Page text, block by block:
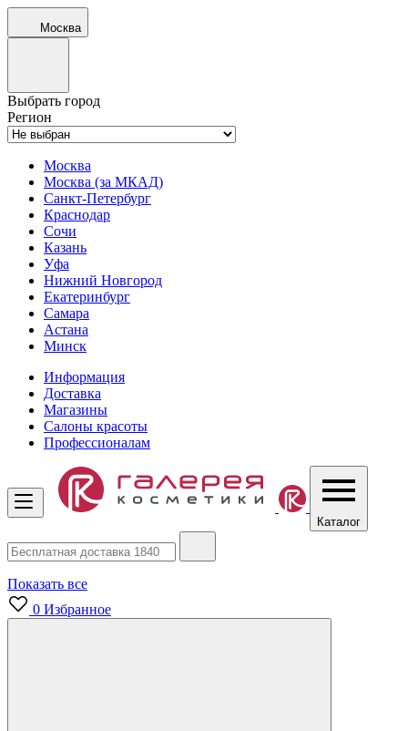
Москва
Выбрать город
Регион
Москва
Москва (за МКАД)
Санкт-Петербург
Краснодар
Сочи
Казань
Уфа
Нижний Новгород
Екатеринбург
Самара
Астана
Минск
Информация
Доставка
Магазины
Салоны красоты
Профессионалам
Каталог
Показать все
0 Избранное